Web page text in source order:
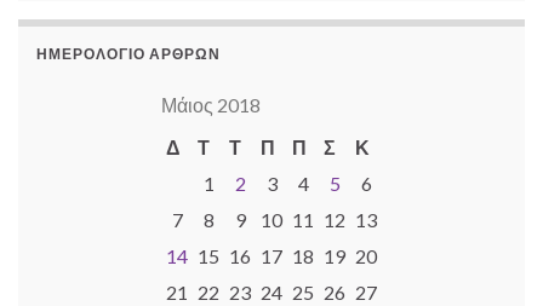
ΗΜΕΡΟΛΌΓΙΟ ΆΡΘΡΩΝ
Μάιος 2018
Δ
Τ Τ Π Π Σ
Κ
1
2 3 4 5
6
7
8 9 10 11 12 13
14 15 16 17 18 19 20
21 22 23 24 25 26 27